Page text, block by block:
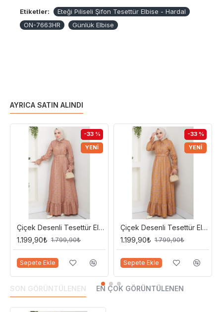
Etiketler:
Eteği Piliseli Şifon Tesettür Elbise - Hardal
ON-7663HR
Günlük Elbise
AYRICA SATIN ALINDI
YENI
-33 %
Çiçek Desenli Tesettür Elbise - Vizon
1.199,90₺ 1.799,90₺
Sepete Ekle
YENI
-33 %
Çiçek Desenli Tesettür Elbise - Turuncu
1.199,90₺ 1.799,90₺
Sepete Ekle
SON GÖRÜNTÜLENEN EN ÇOK GÖRÜNTÜLENEN